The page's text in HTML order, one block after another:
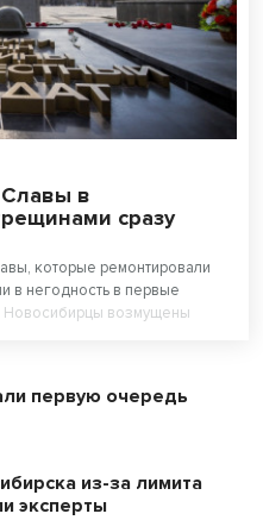
в
сразу
которые ремонтировали
в негодность в первые
Новосибирцы возмущены
первую очередь
из-за лимита
эксперты